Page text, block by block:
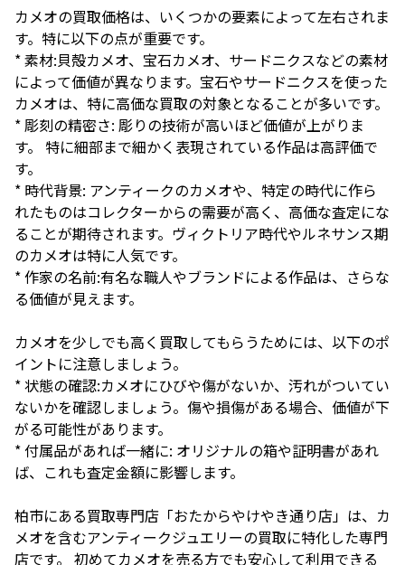
カメオの買取価格は、いくつかの要素によって左右されま
す。特に以下の点が重要です。
* 素材:貝殻カメオ、宝石カメオ、サードニクスなどの素材
によって価値が異なります。宝石やサードニクスを使った
カメオは、特に高価な買取の対象となることが多いです。
* 彫刻の精密さ: 彫りの技術が高いほど価値が上がりま
す。 特に細部まで細かく表現されている作品は高評価で
す。
* 時代背景: アンティークのカメオや、特定の時代に作ら
れたものはコレクターからの需要が高く、高価な査定にな
ることが期待されます。ヴィクトリア時代やルネサンス期
のカメオは特に人気です。
* 作家の名前:有名な職人やブランドによる作品は、さらな
る価値が見えます。
カメオを少しでも高く買取してもらうためには、以下のポ
イントに注意しましょう。
* 状態の確認:カメオにひびや傷がないか、汚れがついてい
ないかを確認しましょう。傷や損傷がある場合、価値が下
がる可能性があります。
* 付属品があれば一緒に: オリジナルの箱や証明書があれ
ば、これも査定金額に影響します。
柏市にある買取専門店「おたからやけやき通り店」は、カ
メオを含むアンティークジュエリーの買取に特化した専門
店です。 初めてカメオを売る方でも安心して利用できる